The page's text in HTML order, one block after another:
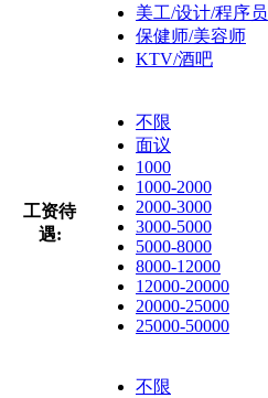
美工/设计/程序员
保健师/美容师
KTV/酒吧
工资待
遇:
不限
面议
1000
1000-2000
2000-3000
3000-5000
5000-8000
8000-12000
12000-20000
20000-25000
25000-50000
不限